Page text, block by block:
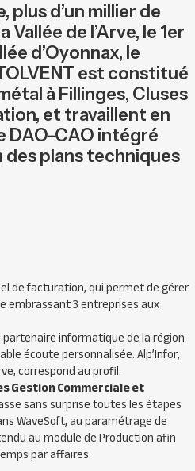
d’un millier de
de l’Arve, le 1er
d’Oyonnax, le
est constitué
à Fillinges, Cluses
et travaillent en
DAO-CAO intégré
des plans techniques
de facturation, qui permet de gérer
embrassant 3 entreprises aux
partenaire informatique de la région
écoute personnalisée. Alp’Infor,
correspond au profil.
Gestion Commerciale et
sans surprise toutes les étapes
WaveSoft, au paramétrage de
au module de Production afin
par affaires.